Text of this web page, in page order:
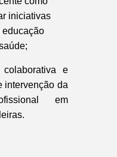
iniciativas
educação
e
intervenção da
em